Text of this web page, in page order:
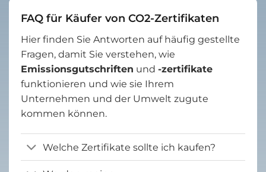
FAQ für Käufer von CO2-Zertifikaten
Hier finden Sie Antworten auf häufig gestellte
Fragen, damit Sie verstehen, wie
Emissionsgutschriften und -zertifikate
funktionieren und wie sie Ihrem
Unternehmen und der Umwelt zugute
kommen können.
Welche Zertifikate sollte ich kaufen?